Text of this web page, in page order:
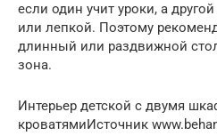
если один учит уроки, а
или лепкой. Поэтому
длинный или раздвижной
зона.
Интерьер детской с двумя
кроватямиИсточник